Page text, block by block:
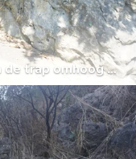
Het tweede poortje staat open en de trap omhoog begint.